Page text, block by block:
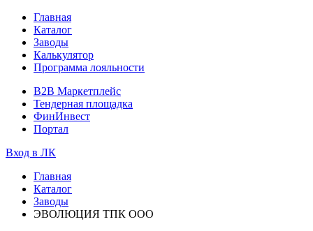
Главная
Каталог
Заводы
Калькулятор
Программа лояльности
B2B Маркетплейс
Тендерная площадка
ФинИнвест
Портал
Вход в ЛК
Главная
Каталог
Заводы
ЭВОЛЮЦИЯ ТПК ООО